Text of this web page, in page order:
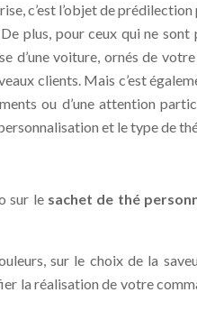
c’est l’objet de
plus, pour ceux qui ne sont
d’une voiture, ornés de
clients. Mais c’est
ou d’une attention
et le type de
sur le sachet de thé
sur le choix de la
la réalisation de votre